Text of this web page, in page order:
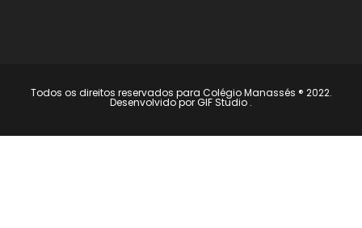
Todos os direitos reservados para Colégio Manassés ® 2022.
Desenvolvido porGIF Studio .